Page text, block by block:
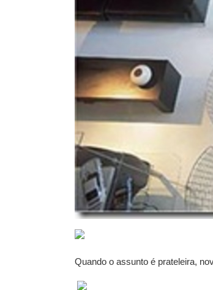
Quando o assunto é prateleira,